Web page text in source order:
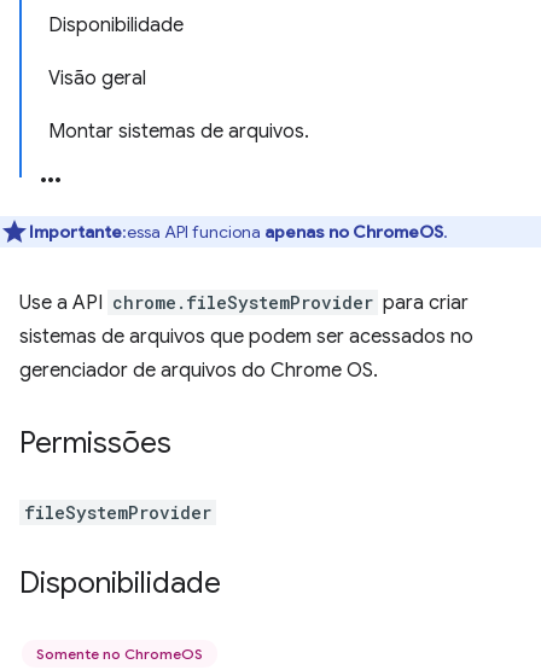
Disponibilidade
Visão geral
Montar sistemas de arquivos.
Importante:essa API funciona apenas no ChromeOS.
Use a API chrome.fileSystemProvider para criar
sistemas de arquivos que podem ser acessados no
gerenciador de arquivos do Chrome OS.
Permissões
fileSystemProvider
Disponibilidade
Somente no ChromeOS